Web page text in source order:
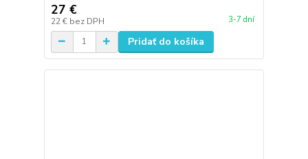
27 €
22 € bez DPH 3-7 dní
Pridať do košíka